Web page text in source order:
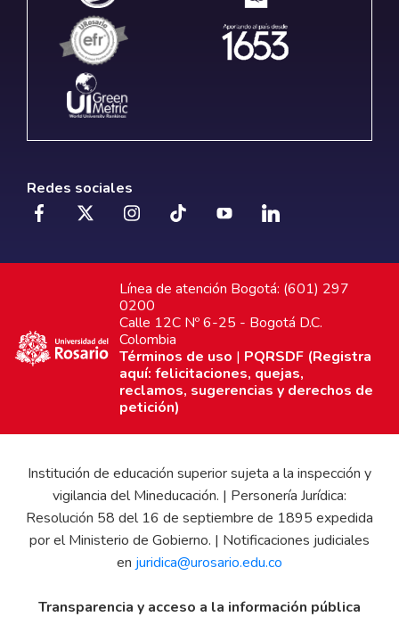
Redes sociales
Línea de atención Bogotá: (601) 297
0200
Calle 12C Nº 6-25 - Bogotá D.C.
Colombia
Términos de uso | PQRSDF (Registra
aquí: felicitaciones, quejas,
reclamos, sugerencias y derechos de
petición)
Institución de educación superior sujeta a la inspección y
vigilancia del Mineducación. | Personería Jurídica:
Resolución 58 del 16 de septiembre de 1895 expedida
por el Ministerio de Gobierno. | Notificaciones judiciales
en juridica@urosario.edu.co
Transparencia y acceso a la información pública